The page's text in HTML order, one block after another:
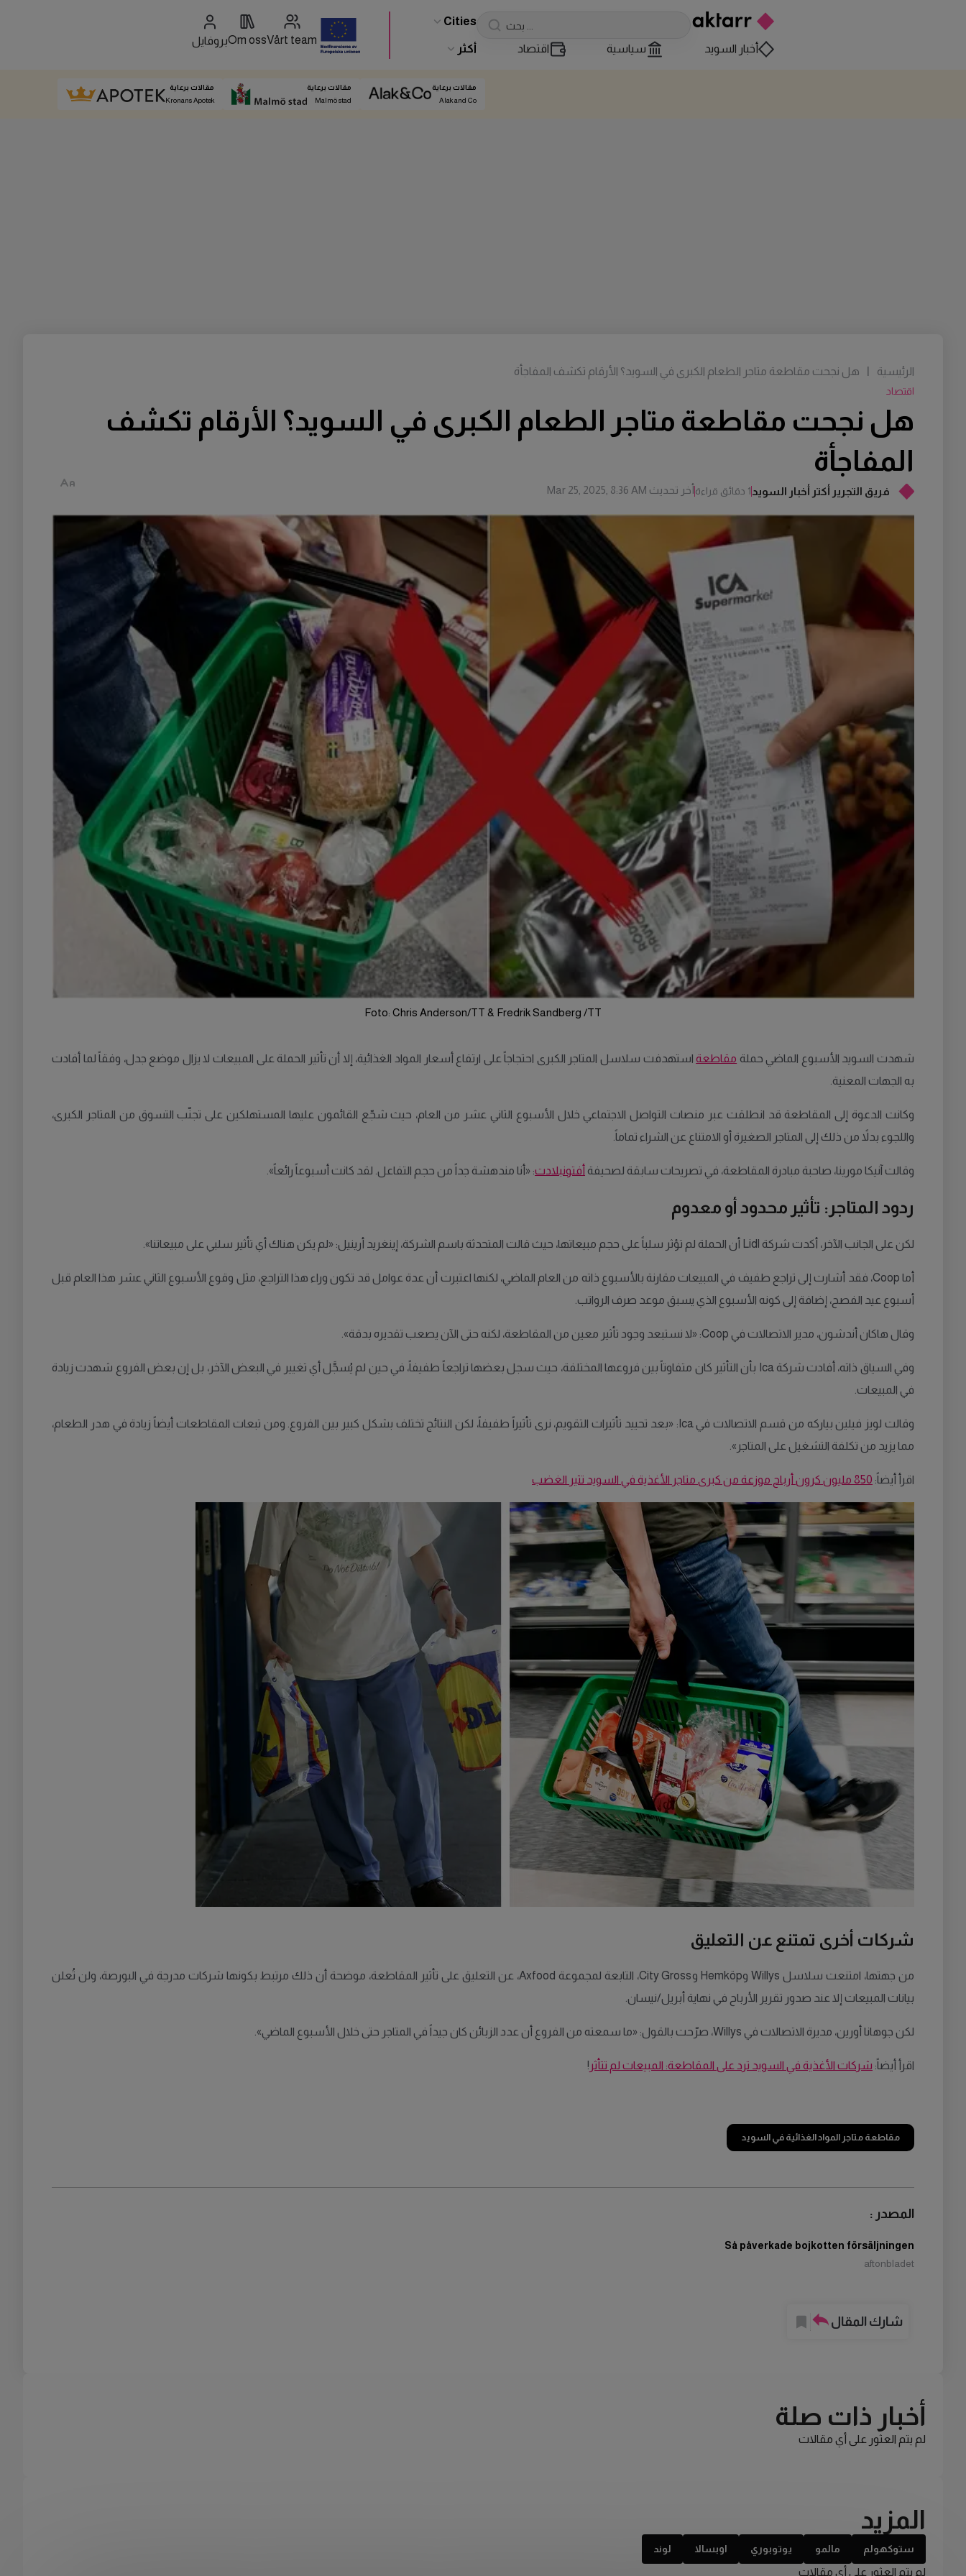
Cities
أخبار السويد سياسية اقتصاد أكثر
Vårt team
Om ossبروفايل
مقالات برعاية
Alak and Co
مقالات برعاية
Malmö stad
مقالات برعاية
Kronans Apotek
فريق التجرير أكتر أخبار السويد1 دقائق قراءة أخر تحديث Mar 25, 2025, 8:36 AM
هل نجحت مقاطعة متاجر الطعام الكبرى في السويد؟ الأرقام تكشف
المفاجأة
اقتصاد
الرئيسية هل نجحت مقاطعة متاجر الطعام الكبرى في السويد؟ الأرقام تكشف المفاجأة
Foto: Chris Anderson/TT & Fredrik Sandberg /TT
شهدت السويد الأسبوع الماضي حملة مقاطعةاستهدفت سلاسل المتاجر الكبرى احتجاجاً على ارتفاع أسعار المواد الغذائية، إلا أن تأثير الحملة على المبيعات لا يزال موضع جدل، وفقاً لما أفادت
به الجهات المعنية.
وكانت الدعوة إلى المقاطعة قد انطلقت عبر منصات التواصل الاجتماعي خلال الأسبوع الثاني عشر من العام، حيث شجّع القائمون عليها المستهلكين على تجنّب التسوق من المتاجر الكبرى،
واللجوء بدلاً من ذلك إلى المتاجر الصغيرة أو الامتناع عن الشراء تماماً.
وقالت آنيكا مورينا، صاحبة مبادرة المقاطعة، في تصريحات سابقة لصحيفة أفتونبلادت: «أنا مندهشة جداً من حجم التفاعل. لقد كانت أسبوعاً رائعاً».
ردود المتاجر: تأثير محدود أو معدوم
لكن على الجانب الآخر، أكدت شركة Lidl أن الحملة لم تؤثر سلباً على حجم مبيعاتها، حيث قالت المتحدثة باسم الشركة، إينغريد أرينيل: «لم يكن هناك أي تأثير سلبي على مبيعاتنا».
أما Coop، فقد أشارت إلى تراجع طفيف في المبيعات مقارنة بالأسبوع ذاته من العام الماضي، لكنها اعتبرت أن عدة عوامل قد تكون وراء هذا التراجع، مثل وقوع الأسبوع الثاني عشر هذا العام قبل
أسبوع عيد الفصح، إضافة إلى كونه الأسبوع الذي يسبق موعد صرف الرواتب.
وقال هاكان أندشون، مدير الاتصالات في Coop: «لا نستبعد وجود تأثير معين من المقاطعة، لكنه حتى الآن يصعب تقديره بدقة».
وفي السياق ذاته، أفادت شركة Ica بأن التأثير كان متفاوتاً بين فروعها المختلفة، حيث سجل بعضها تراجعاً طفيفاً، في حين لم يُسجَّل أي تغيير في البعض الآخر، بل إن بعض الفروع شهدت زيادة
في المبيعات.
وقالت لويز فيلين بياركه من قسم الاتصالات في Ica: «بعد تحييد تأثيرات التقويم، نرى تأثيراً طفيفاً، لكن النتائج تختلف بشكل كبير بين الفروع. ومن تبعات المقاطعات أيضاً زيادة في هدر الطعام،
مما يزيد من تكلفة التشغيل على المتاجر».
اقرأ أيضاً: 850 مليون كرون أرباح موزعة من كبرى متاجر الأغذية في السويد تثير الغضب
شركات أخرى تمتنع عن التعليق
من جهتها، امتنعت سلاسل Willys وHemköp وCity Gross، التابعة لمجموعة Axfood، عن التعليق على تأثير المقاطعة، موضحة أن ذلك مرتبط بكونها شركات مدرجة في البورصة، ولن تُعلن
بيانات المبيعات إلا عند صدور تقرير الأرباح في نهاية أبريل/نيسان.
لكن جوهانا أورين، مديرة الاتصالات في Willys، صرّحت بالقول: «ما سمعته من الفروع أن عدد الزبائن كان جيداً في المتاجر حتى خلال الأسبوع الماضي».
اقرأ أيضاً: شركات الأغذية في السويد ترد على المقاطعة: المبيعات لم تتأثر !
مقاطعة متاجر المواد الغذائية في السويد
المصدر :
Så påverkade bojkotten försäljningen
aftonbladet
شارك المقال
أخبار ذات صلة
لم يتم العثور على أي مقالات
المزيد
ستوكهولم مالمو يوتوبوري اوبسالا لوند
لم يتم العثور على أي مقالات